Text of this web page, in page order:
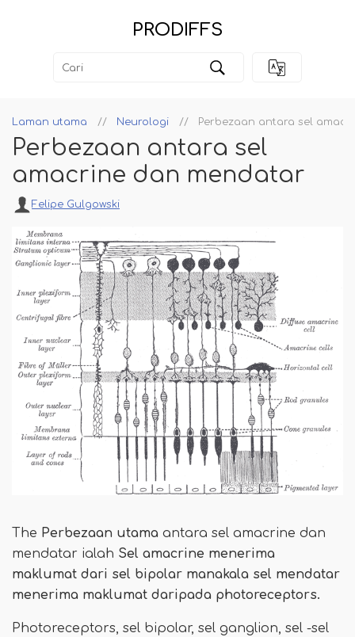
PRODIFFS
Laman utama Neurologi Perbezaan antara sel
Perbezaan antara sel
amacrine dan mendatar
Felipe Gulgowski
The Perbezaan utama antara sel amacrine dan
mendatar ialah Sel amacrine menerima
maklumat dari sel bipolar manakala sel mendatar
menerima maklumat daripada photoreceptors.
Photoreceptors, sel bipolar, sel ganglion, sel -sel